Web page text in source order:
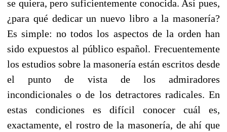
se quiera, pero suficientemente conocida. Así pues,
¿para qué dedicar un nuevo libro a la masonería?
Es simple: no todos los aspectos de la orden han
sido expuestos al público español. Frecuentemente
los estudios sobre la masonería están escritos desde
el punto de vista de los admiradores
incondicionales o de los detractores radicales. En
estas condiciones es difícil conocer cuál es,
exactamente, el rostro de la masonería, de ahí que